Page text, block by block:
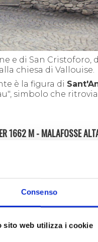
Consenso
sito web utilizza i cookie
e di San
chiesa di Vallouise.
è la figura di
simbolo che
1662 M - MALAFOSSE